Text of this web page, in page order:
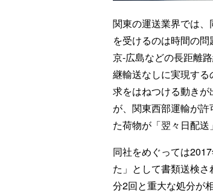
関東の運送業界では
を受けるのは時間の
京-広島などの長距離
継輸送なしに実現す
求をはねつける動き
が、関東西部運輸が
た荷物が「翌々日配送
同社をめぐっては
た」として書類送検
分2回と重大な処分が